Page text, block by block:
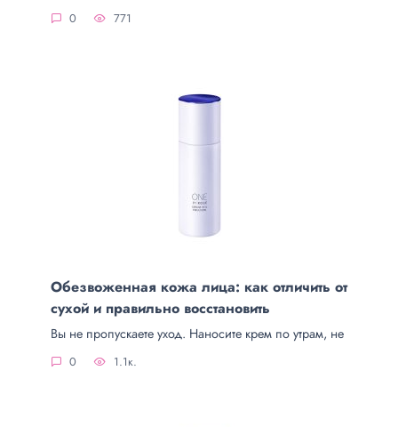
0 771
Обезвоженная кожа лица: как отличить от
сухой и правильно восстановить
Вы не пропускаете уход. Наносите крем по утрам, не
0 1.1к.